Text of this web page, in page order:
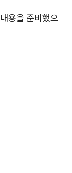
용을 준비했으